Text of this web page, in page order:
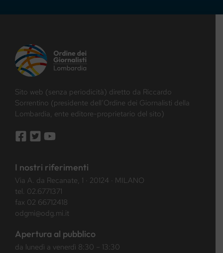
Sito web (senza periodicità) diretto da Riccardo
Sorrentino (presidente dell’Ordine dei Giornalisti della
Lombardia, ente editore-proprietario del sito)
I nostri riferimenti
Via A. da Recanate, 1 · 20124 · MILANO
tel. 02.6771371
fax 02 66712418
odgmi@odg.mi.it
Apertura al pubblico
da lunedì a venerdì 8:30 – 13:30